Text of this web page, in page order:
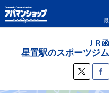
ＪＲ
星置駅のスポーツジ